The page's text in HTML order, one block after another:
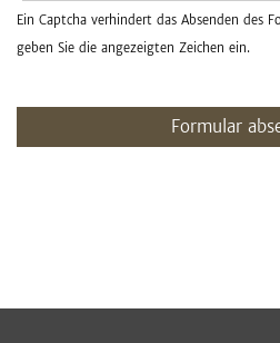
Ein Captcha verhindert das Absenden des
geben Sie die angezeigten Zeichen ein.
Formular